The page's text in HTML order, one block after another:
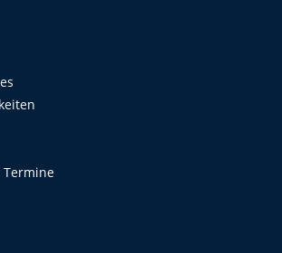
Termine